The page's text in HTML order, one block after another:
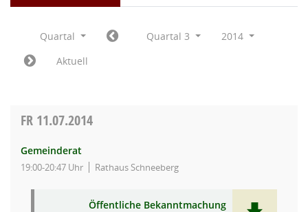
Quartal Quartal 3
2014
Aktuell
FR 11.07.2014
Gemeinderat
19:00-20:47 Uhr Rathaus Schneeberg
Öffentliche Bekanntmachung